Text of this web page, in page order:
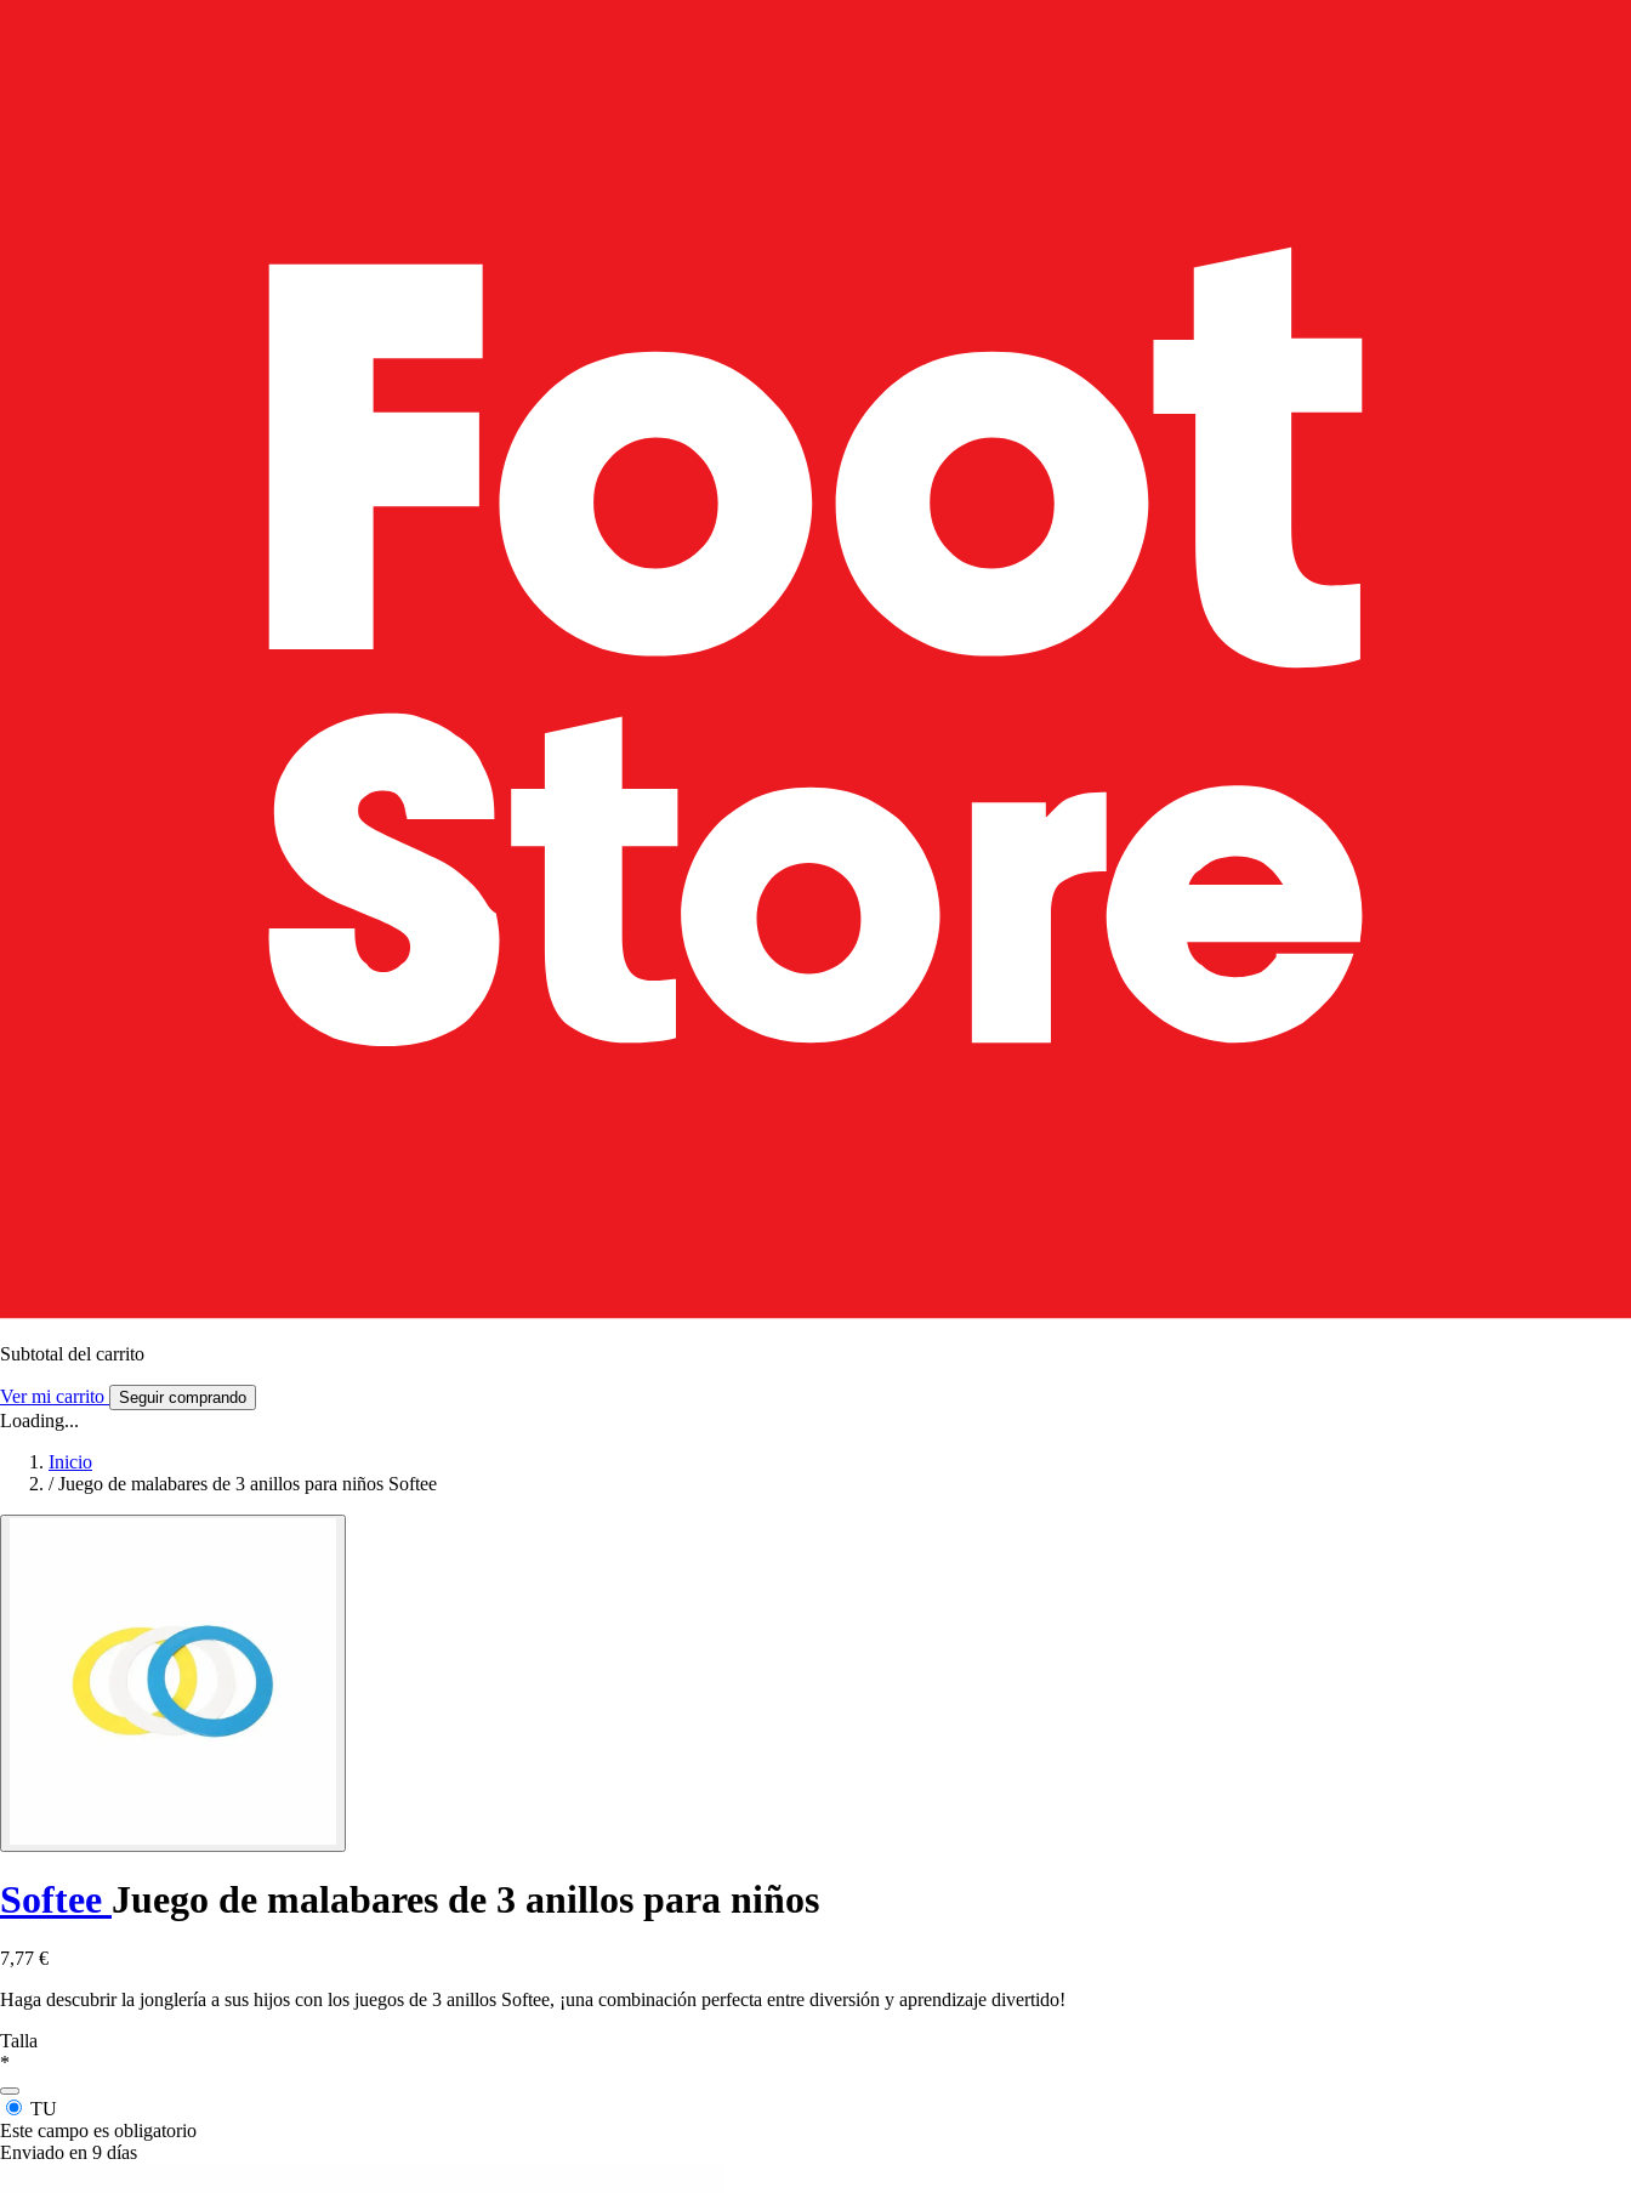
Subtotal del carrito
Ver mi carrito Seguir comprando
Loading...
Inicio
/ Juego de malabares de 3 anillos para niños Softee
Softee Juego de malabares de 3 anillos para niños
7,77 €
Haga descubrir la jonglería a sus hijos con los juegos de 3 anillos Softee, ¡una combinación perfecta entre diversión y aprendizaje divertido!
Talla
*
TU
Este campo es obligatorio
Enviado en 9 días